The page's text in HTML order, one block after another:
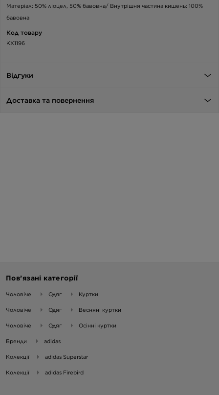
Матеріал: 50% ліоцел, 50% бавовна/ Внутрішня частина кишень: 100%
бавовна
Код товару
KX1196
Відгуки
Доставка та повернення
Пов’язані категорії
Чоловіче Одяг Куртки
Чоловіче Одяг Весняні куртки
Чоловіче Одяг Осінні куртки
Бренди adidas
Колекції adidas Superstar
Колекції adidas Firebird